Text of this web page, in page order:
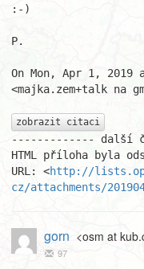
:-)
P.
On Mon, Apr 1, 2019
<majka.zem+talk na
zobrazit citaci
------------- další
HTML příloha byla
URL: <http://
cz/attachments/
gorn <osm at
97